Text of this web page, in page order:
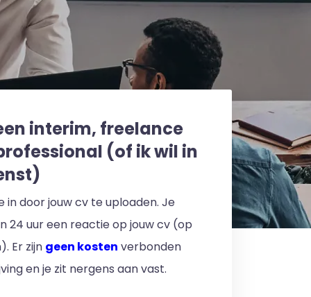
interim, freelance
(of ik wil in
in door jouw cv te uploaden. Je
24 uur een reactie op jouw cv (op
Er zijn geen kosten verbonden
en je zit nergens aan vast.